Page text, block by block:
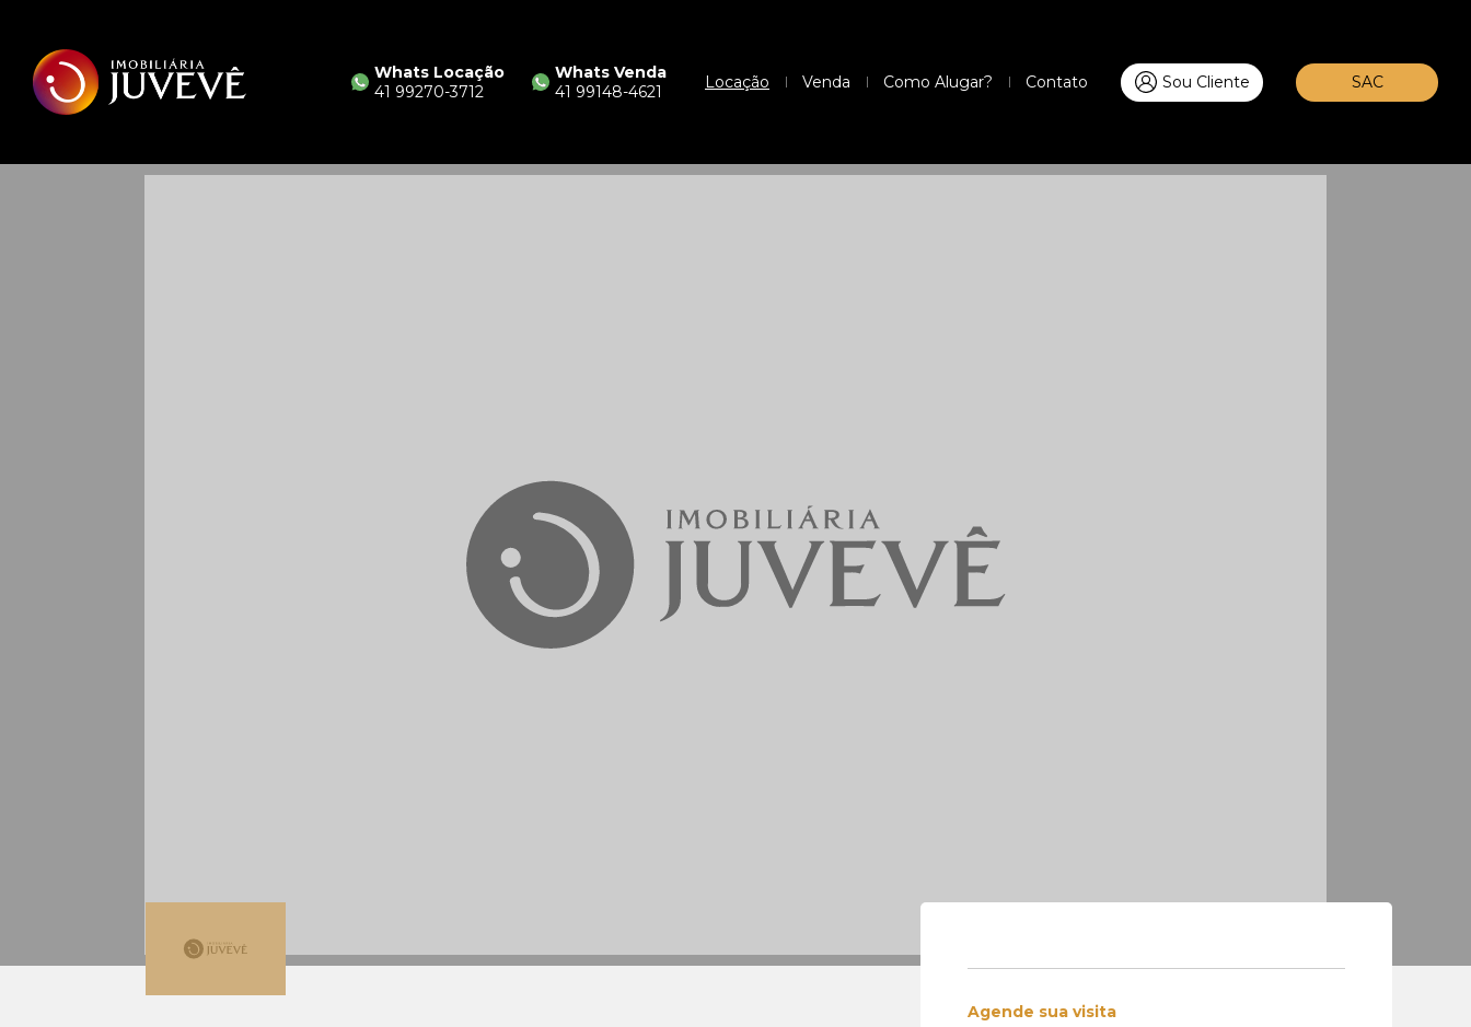
Whats Locação
41 99270-3712
Whats Venda
41 99148-4621
Locação Venda Como Alugar? Contato Sou Cliente SAC
Agende sua visita